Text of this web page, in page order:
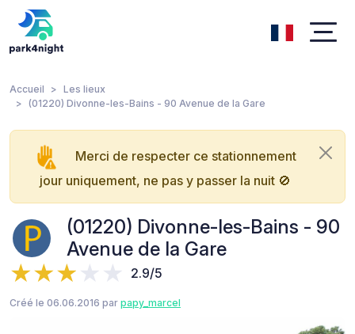
Accueil
Les lieux
(01220) Divonne-les-Bains - 90 Avenue de la Gare
Merci de respecter ce stationnement
jour uniquement, ne pas y passer la nuit 🚫
(01220) Divonne-les-Bains - 90
Avenue de la Gare
2.9/5
Créé le 06.06.2016 par papy_marcel